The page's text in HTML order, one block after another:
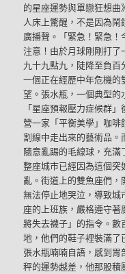
的星座運勢與單戀狂想
人床上驚醒，不是因為
廣播聲。「緊急！緊急
注意！由於月球剛剛打了
九十九點九，陡降至負
一個正在經歷中年危機的
望。張水瓶，一個典型
「星座預報壓力症候群
營一家「平衡美學」咖
割線中走出來的藝術品
隨意亂踢的毛線球，充滿
整座城市已經因為這個
亂。街道上的雙魚座們
無法停止地哭泣，導致
座的上班族，嚴格遵守
將失去襪子」的指令。
地，他們的鞋子裡裝滿了
張水瓶喃喃自語，感到
秤的運勢越差，他那股